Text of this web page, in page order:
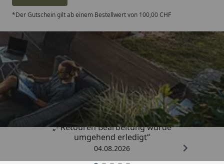
*Der Gutschein gilt ab einem Bestellwert von 100,00 CHF
Trusted Shops
4,81/ 5
„- Retouren Bearbeitung wurde
umgehend erledigt“
04.08.2026